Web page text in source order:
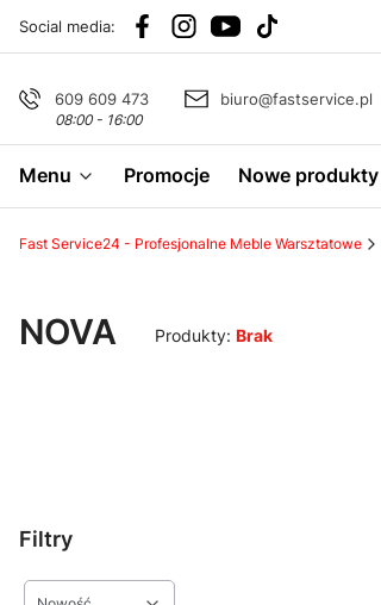
Social media:
609 609 473
08:00 - 16:00
biuro@fastservice.pl
Menu Promocje Nowe produkty
Fast Service24 - Profesjonalne Meble Warsztatowe
NOVA Produkty: Brak
Filtry